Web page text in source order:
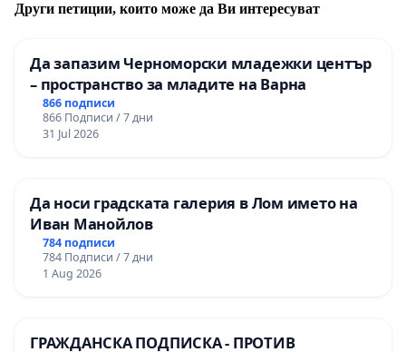
Други петиции, които може да Ви интересуват
Да запазим Черноморски младежки център
– пространство за младите на Варна
866 подписи
866 Подписи / 7 дни
31 Jul 2026
Да носи градската галерия в Лом името на
Иван Манойлов
784 подписи
784 Подписи / 7 дни
1 Aug 2026
ГРАЖДАНСКА ПОДПИСКА - ПРОТИВ